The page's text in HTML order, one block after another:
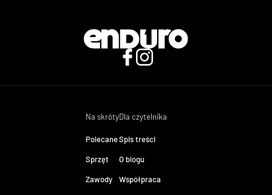
Na skróty
Polecane
Sprzęt
Zawody
Dla czytelnika
Spis treści
O blogu
Współpraca